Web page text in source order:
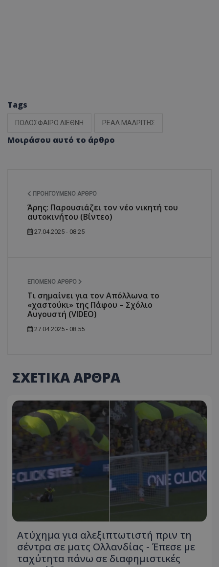
Tags
ΠΟΔΟΣΦΑΙΡΟ ΔΙΕΘΝΗ ΡΕΑΛ ΜΑΔΡΙΤΗΣ
Μοιράσου αυτό το άρθρο
ΠΡΟΗΓΟΎΜΕΝΟ ΆΡΘΡΟ
Άρης: Παρουσιάζει τον νέο νικητή του
αυτοκινήτου (Βίντεο)
27.04.2025 - 08:25
ΕΠΌΜΕΝΟ ΆΡΘΡΟ
Τι σημαίνει για τον Απόλλωνα το
«χαστούκι» της Πάφου – Σχόλιο
Αυγουστή (VIDEO)
27.04.2025 - 08:55
ΣΧΕΤΙΚΑ ΑΡΘΡΑ
Ατύχημα για αλεξιπτωτιστή πριν τη
σέντρα σε ματς Ολλανδίας - Έπεσε με
ταχύτητα πάνω σε διαφημιστικές